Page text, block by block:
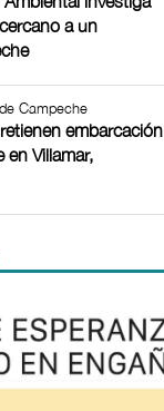
a un
Campeche
embarcación
en Villamar,